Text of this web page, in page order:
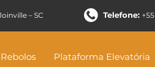
– SC Telefone:
Rebolos Plataforma Elevatória